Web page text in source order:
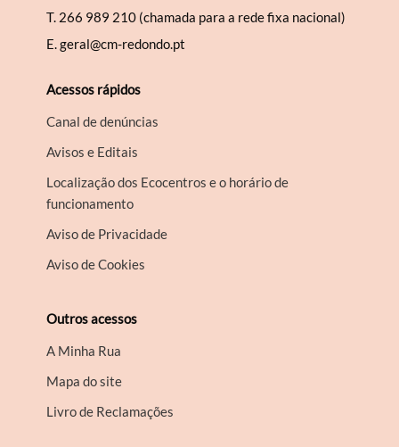
T. 266 989 210 (chamada para a rede fixa nacional)
E.geral@cm-redondo.pt
Acessos rápidos
Canal de denúncias
Avisos e Editais
Localização dos Ecocentros e o horário de
funcionamento
Aviso de Privacidade
Aviso de Cookies
Outros acessos
A Minha Rua
Mapa do site
Livro de Reclamações